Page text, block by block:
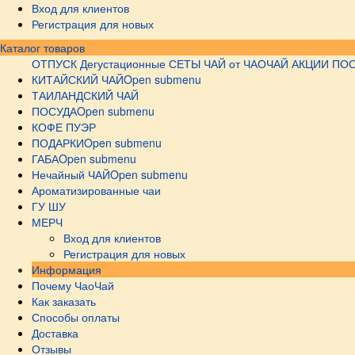
Вход для клиентов
Регистрация для новых
Каталог товаров
ОТПУСК Дегустационные СЕТЫ ЧАЙ от ЧАОЧАЙ АКЦИИ
КИТАЙСКИЙ ЧАЙOpen submenu
ТАИЛАНДСКИЙ ЧАЙ
ПОСУДАOpen submenu
КОФЕ ПУЭР
ПОДАРКИOpen submenu
ГАБАOpen submenu
Нечайный ЧАЙOpen submenu
Ароматизированные чаи
ГУ ШУ
МЕРЧ
Вход для клиентов
Регистрация для новых
Информация
Почему ЧаоЧай
Как заказать
Способы оплаты
Доставка
Отзывы